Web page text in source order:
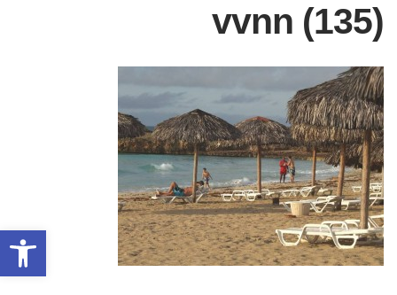
פתח
vvnn (135)